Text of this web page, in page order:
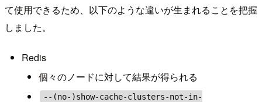
て使用できるため、以下のような違いが生まれることを把握
しました。
Redis
個々のノードに対して結果が得られる
--(no-)show-cache-clusters-not-in-